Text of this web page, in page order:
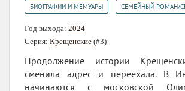
БИОГРАФИИ И МЕМУАРЫ СЕМЕЙНЫЙ РОМАН/
Год выхода: 2024
Серия: Крещенские (#3)
Продолжение истории
сменила адрес и переехала. В
начинаются с московской